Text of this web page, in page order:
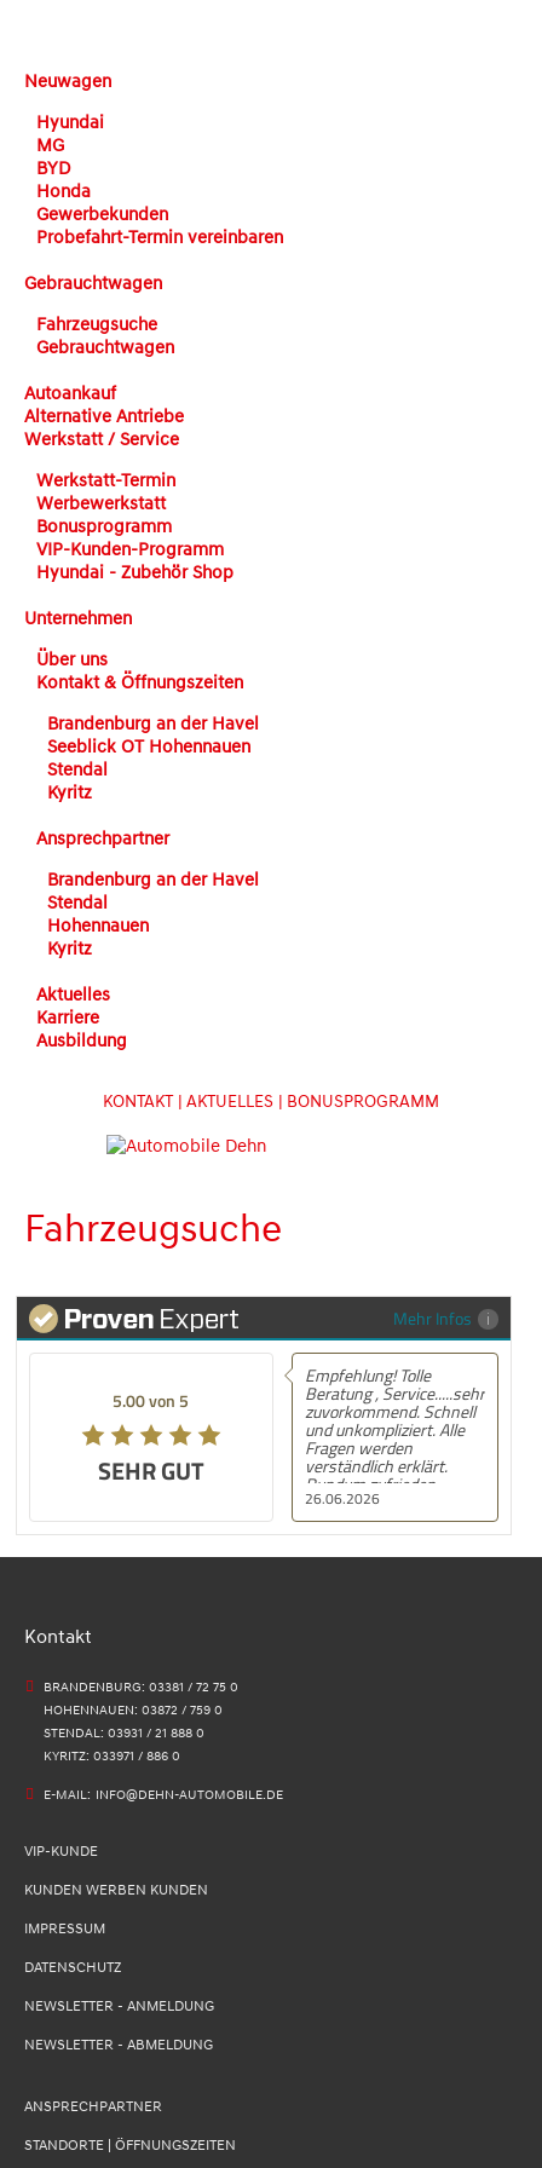
Neuwagen
Hyundai
MG
BYD
Honda
Gewerbekunden
Probefahrt-Termin vereinbaren
Gebrauchtwagen
Fahrzeugsuche
Gebrauchtwagen
Autoankauf
Alternative Antriebe
Werkstatt / Service
Werkstatt-Termin
Werbewerkstatt
Bonusprogramm
VIP-Kunden-Programm
Hyundai - Zubehör Shop
Unternehmen
Über uns
Kontakt & Öffnungszeiten
Brandenburg an der Havel
Seeblick OT Hohennauen
Stendal
Kyritz
Ansprechpartner
Brandenburg an der Havel
Stendal
Hohennauen
Kyritz
Aktuelles
Karriere
Ausbildung
KONTAKT | AKTUELLES | BONUSPROGRAMM
Fahrzeugsuche
Mehr Infos
5.00 von 5
SEHR GUT
5.00 von 5
SEHR GUT
26.06.2026
Empfehlung! Tolle
Beratung , Service.....sehr
zuvorkommend. Schnell
und unkompliziert. Alle
Fragen werden
verständlich erklärt.
Rundum zufrieden.
Kontakt
BRANDENBURG: 03381 / 72 75 0
HOHENNAUEN: 03872 / 759 0
STENDAL: 03931 / 21 888 0
KYRITZ: 033971 / 886 0
E-MAIL: INFO@DEHN-AUTOMOBILE.DE
VIP-KUNDE
KUNDEN WERBEN KUNDEN
IMPRESSUM
DATENSCHUTZ
NEWSLETTER - ANMELDUNG
NEWSLETTER - ABMELDUNG
ANSPRECHPARTNER
STANDORTE | ÖFFNUNGSZEITEN